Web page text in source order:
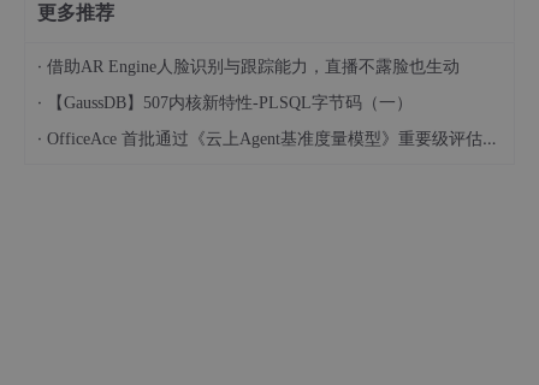
更多推荐
· 借助AR Engine人脸识别与跟踪能力，直播不露脸也生动
· 【GaussDB】507内核新特性-PLSQL字节码（一）
· OfficeAce 首批通过《云上Agent基准度量模型》重要级评估，定义智能体可信新标杆